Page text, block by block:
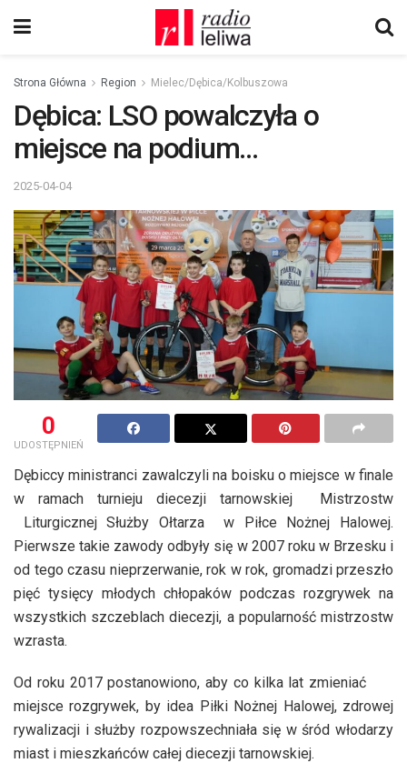
Strona Główna Region Mielec/Dębica/Kolbuszowa
Dębica: LSO powalczyła o
miejsce na podium…
2025-04-04
0
UDOSTĘPNIEŃ
Dębiccy ministranci zawalczyli na boisku o miejsce w finale
w ramach turnieju diecezji tarnowskiej Mistrzostw
Liturgicznej Służby Ołtarza w Piłce Nożnej Halowej.
Pierwsze takie zawody odbyły się w 2007 roku w Brzesku i
od tego czasu nieprzerwanie, rok w rok, gromadzi przeszło
pięć tysięcy młodych chłopaków podczas rozgrywek na
wszystkich szczeblach diecezji, a popularność mistrzostw
wzrasta.
Od roku 2017 postanowiono, aby co kilka lat zmieniać
miejsce rozgrywek, by idea Piłki Nożnej Halowej, zdrowej
rywalizacji i służby rozpowszechniała się w śród włodarzy
miast i mieszkańców całej diecezji tarnowskiej.